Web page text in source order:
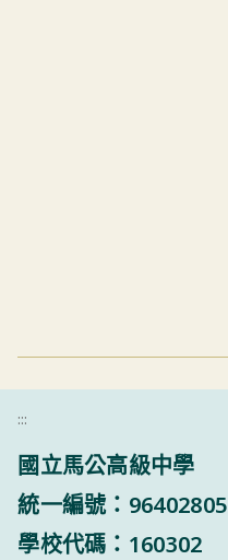
:::
國立馬公高級中學
統一編號：96402805
學校代碼：160302